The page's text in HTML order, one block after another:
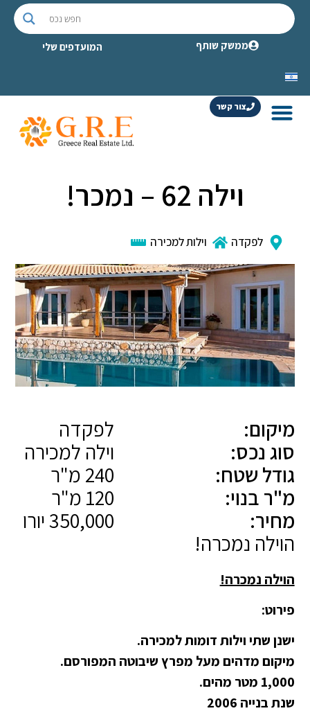
ממשק שותף המועדפים שלי
צור קשר
וילה 62 – נמכר!
לפקדה וילות למכירה
מיקום:
לפקדה
סוג נכס:
וילה למכירה
גודל שטח:
מ"ר בנוי:
מחיר:
הוילה נמכרה!
הוילה נמכרה!
פירוט:
ישנן שתי וילות דומות למכירה.
מיקום מדהים מעל מפרץ שיבוטה המפורסם.
1,000 מטר מהים.
שנת בנייה 2006